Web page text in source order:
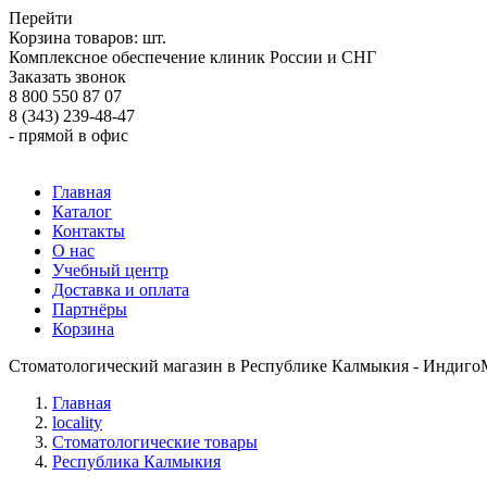
Перейти
Корзина товаров: шт.
Комплексное обеспечение клиник России и СНГ
Заказать звонок
8 800 550 87 07
8 (343) 239-48-47
- прямой в офис
Главная
Каталог
Контакты
О нас
Учебный центр
Доставка и оплата
Партнёры
Корзина
Стоматологический магазин в Республике Калмыкия -
Главная
locality
Стоматологические товары
Республика Калмыкия